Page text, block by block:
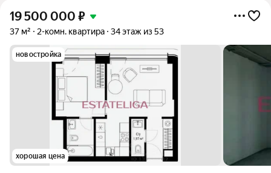
19 500 000 ₽
37 м² 2-комн. квартира 34 этаж из 53
новостройка
хорошая цена